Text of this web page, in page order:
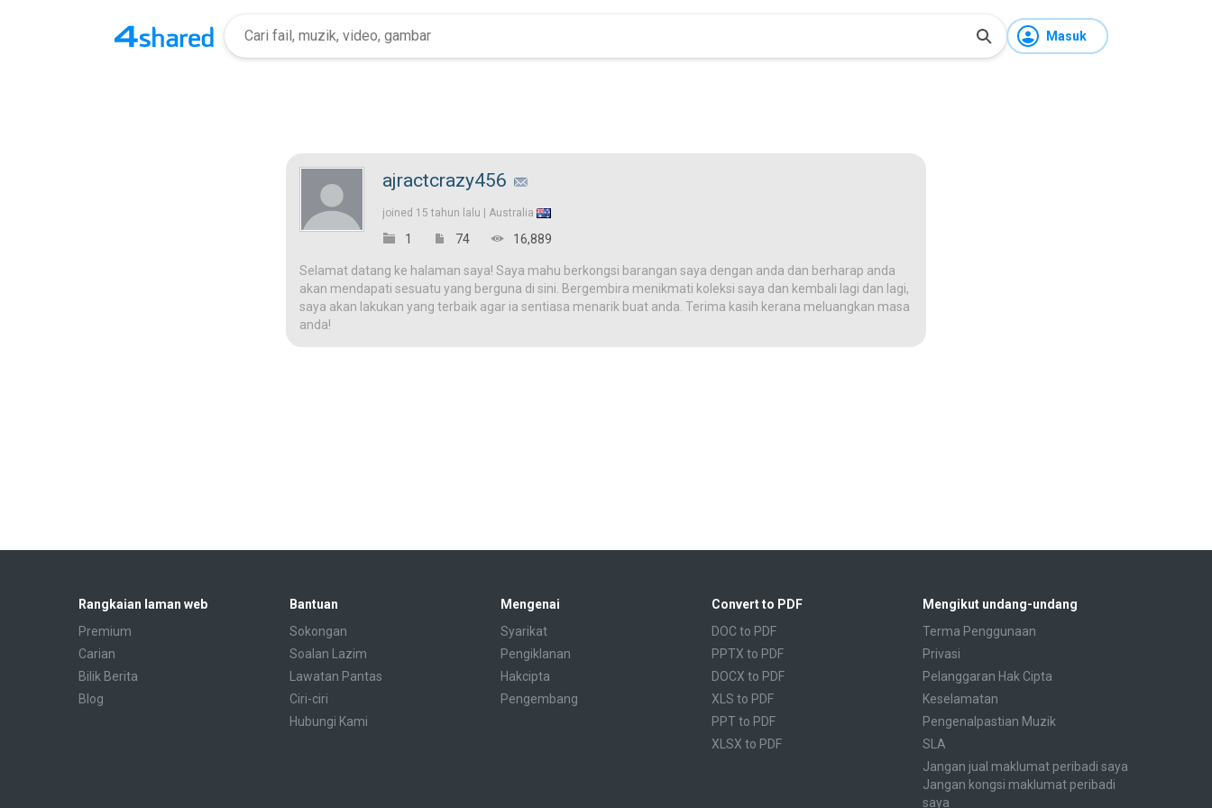
Masuk
ajractcrazy456
joined 15 tahun lalu | Australia
1 74 16,889
Selamat datang ke halaman saya! Saya mahu berkongsi barangan saya dengan anda dan berharap anda
akan mendapati sesuatu yang berguna di sini. Bergembira menikmati koleksi saya dan kembali lagi dan lagi,
saya akan lakukan yang terbaik agar ia sentiasa menarik buat anda. Terima kasih kerana meluangkan masa
anda!
Rangkaian laman web
Premium
Carian
Bilik Berita
Blog
Bantuan
Sokongan
Soalan Lazim
Lawatan Pantas
Ciri-ciri
Hubungi Kami
Mengenai
Syarikat
Pengiklanan
Hakcipta
Pengembang
Convert to PDF
DOC to PDF
PPTX to PDF
DOCX to PDF
XLS to PDF
PPT to PDF
XLSX to PDF
Mengikut undang-undang
Terma Penggunaan
Privasi
Pelanggaran Hak Cipta
Keselamatan
Pengenalpastian Muzik
SLA
Jangan jual maklumat peribadi saya
Jangan kongsi maklumat peribadi
saya